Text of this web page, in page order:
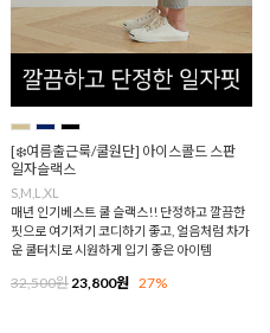
[❄️여름출근룩/쿨원단] 아이스콜드 스판
일자슬랙스
S,M,L,XL
매년 인기베스트 쿨 슬랙스!! 단정하고 깔끔한
핏으로 여기저기 코디하기 좋고, 얼음처럼 차가
운 쿨터치로 시원하게 입기 좋은 아이템
32,500원 23,800원 27%